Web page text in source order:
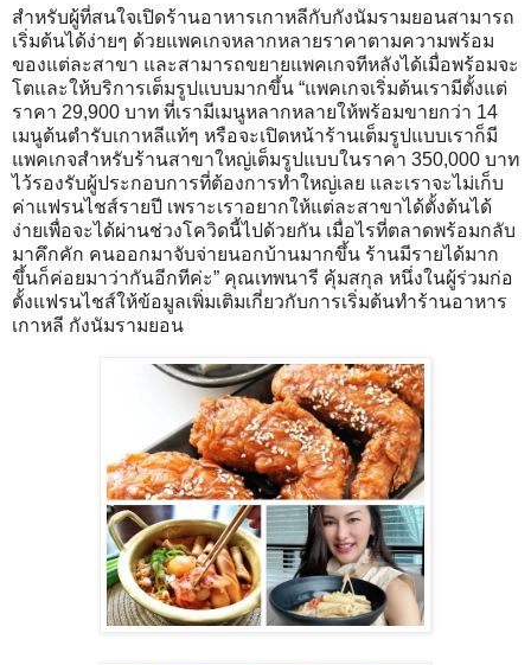
สำหรับผู้ที่สนใจเปิดร้านอาหารเกาหลีกับกังนัมรามยอนสามารถ
เริ่มต้นได้ง่ายๆ ด้วยแพคเกจหลากหลายราคาตามความพร้อม
ของแต่ละสาขา และสามารถขยายแพคเกจทีหลังได้เมื่อพร้อมจะ
โตและให้บริการเต็มรูปแบบมากขึ้น “แพคเกจเริ่มต้นเรามีตั้งแต่
ราคา 29,900 บาท ที่เรามีเมนูหลากหลายให้พร้อมขายกว่า 14
เมนูต้นตำรับเกาหลีแท้ๆ หรือจะเปิดหน้าร้านเต็มรูปแบบเราก็มี
แพคเกจสำหรับร้านสาขาใหญ่เต็มรูปแบบในราคา 350,000 บาท
ไว้รองรับผู้ประกอบการที่ต้องการทำใหญ่เลย และเราจะไม่เก็บ
ค่าแฟรนไชส์รายปี เพราะเราอยากให้แต่ละสาขาได้ตั้งต้นได้
ง่ายเพื่อจะได้ผ่านช่วงโควิดนี้ไปด้วยกัน เมื่อไรที่ตลาดพร้อมกลับ
มาคึกคัก คนออกมาจับจ่ายนอกบ้านมากขึ้น ร้านมีรายได้มาก
ขึ้นก็ค่อยมาว่ากันอีกทีค่ะ” คุณเทพนารี คุ้มสกุล หนึ่งในผู้ร่วมก่อ
ตั้งแฟรนไชส์ให้ข้อมูลเพิ่มเติมเกี่ยวกับการเริ่มต้นทำร้านอาหาร
เกาหลี กังนัมรามยอน